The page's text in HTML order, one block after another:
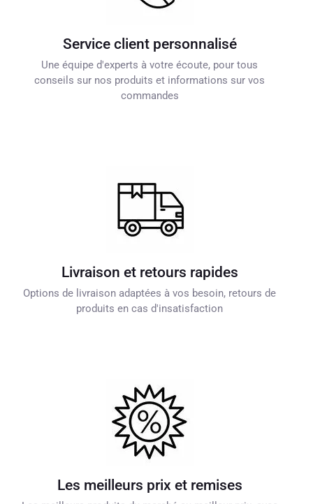
Service client personnalisé
Une équipe d'experts à votre écoute, pour tous
conseils sur nos produits et informations sur vos
commandes
Livraison et retours rapides
Options de livraison adaptées à vos besoin, retours de
produits en cas d'insatisfaction
Les meilleurs prix et remises